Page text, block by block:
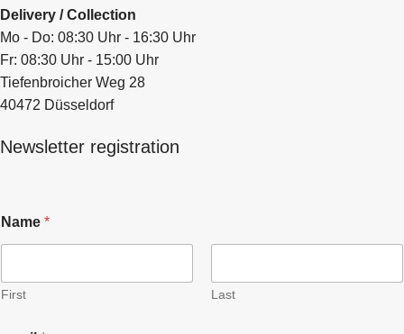
Delivery / Collection
Mo - Do: 08:30 Uhr - 16:30 Uhr
Fr: 08:30 Uhr - 15:00 Uhr
Tiefenbroicher Weg 28
40472 Düsseldorf
Newsletter registration
Name *
First Last